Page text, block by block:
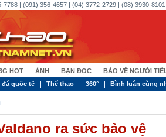
| (091) 356-4657 | (04) 3772-2729 | (08) 3930-
HOT ẢNH BẠN ĐỌC
BẢO VỆ NGƯỜI
đá quốc tế Thể thao 360° Bình luận cùng
ra sức bảo vệ